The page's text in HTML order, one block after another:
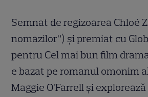
Semnat de regizoarea Chloé
nomazilor”) și premiat cu
pentru Cel mai bun film
e bazat pe romanul omonim
Maggie O’Farrell și